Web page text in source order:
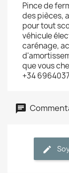
Pince de
des pièces,
pour tout
véhicule
carénage,
que vous
+34